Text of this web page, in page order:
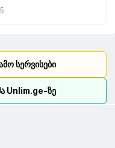
სერვისები
Unlim.ge-ზე